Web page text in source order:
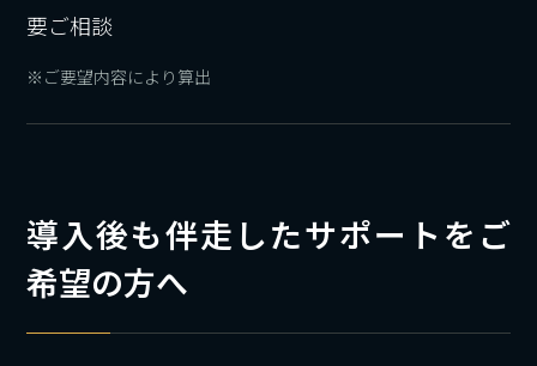
要ご相談
※ご要望内容により算出
導入後も伴走したサポートをご
希望の方へ